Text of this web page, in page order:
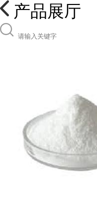
产品展厅